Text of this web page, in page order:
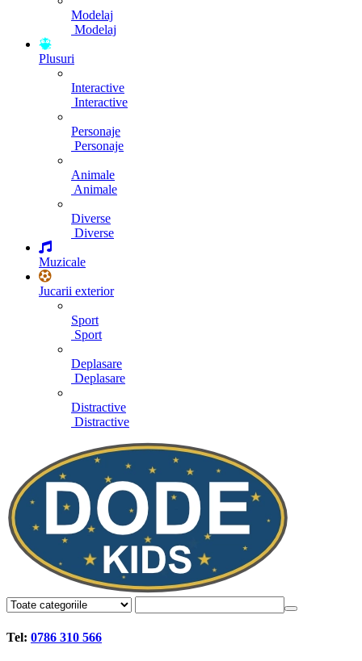
Modelaj
Modelaj
Plusuri
Interactive
Interactive
Personaje
Personaje
Animale
Animale
Diverse
Diverse
Muzicale
Jucarii exterior
Sport
Sport
Deplasare
Deplasare
Distractive
Distractive
Tel: 0786 310 566